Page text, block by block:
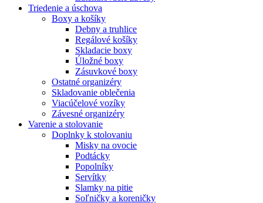
Triedenie a úschova
Boxy a košíky
Debny a truhlice
Regálové košíky
Skladacie boxy
Úložné boxy
Zásuvkové boxy
Ostatné organizéry
Skladovanie oblečenia
Viacúčelové vozíky
Závesné organizéry
Varenie a stolovanie
Doplnky k stolovaniu
Misky na ovocie
Podtácky
Popolníky
Servítky
Slamky na pitie
Soľničky a koreničky